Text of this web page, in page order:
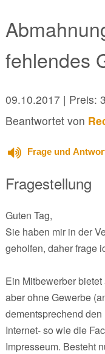
fehlendes
09.10.2017| Preis:
Beantwortet von
Frage und
Fragestellung
Guten Tag,
Sie haben mir in der
geholfen, daher frage
Ein Mitbewerber
aber ohne Gewerbe
dementsprechend
Internet- so wie die
Impresseum. Besteht